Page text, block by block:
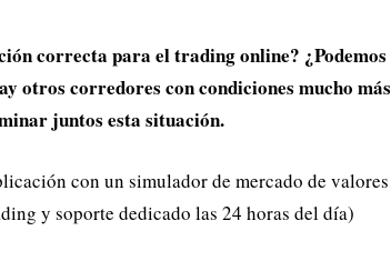
correcta para el trading online? ¿Podemos
otros corredores con condiciones mucho más
juntos esta situación.
con un simulador de mercado de valores
y soporte dedicado las 24 horas del día)